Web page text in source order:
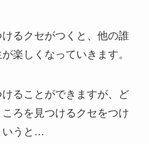
るクセがつくと、他の誰
楽しくなっていきます。
ることができますが、ど
ろを見つけるクセをつけ
いうと…